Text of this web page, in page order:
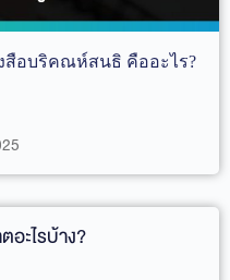
สือบริคณห์สนธิ คืออะไร?
ะไรบ้าง?